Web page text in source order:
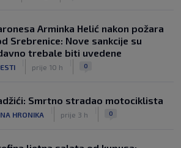
Arminka Helić nakon požara
Srebrenice: Nove sankcije su
trebale biti uvedene
prije 10 h 0
Smrtno stradao motociklista
HRONIKA prije 3 h 0